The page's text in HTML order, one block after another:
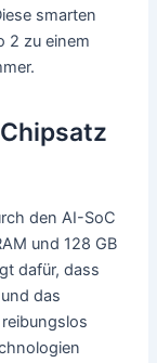
smarten
2 zu einem
den AI-SoC
und 128 GB
dafür, dass
das